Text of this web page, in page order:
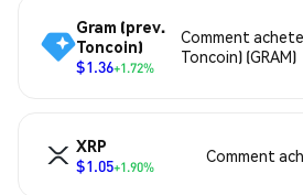
Gram (prev.
Toncoin)
$1.36+1.72%
Comment
Toncoin) (GRAM)
XRP
$1.05+1.90%
Comment